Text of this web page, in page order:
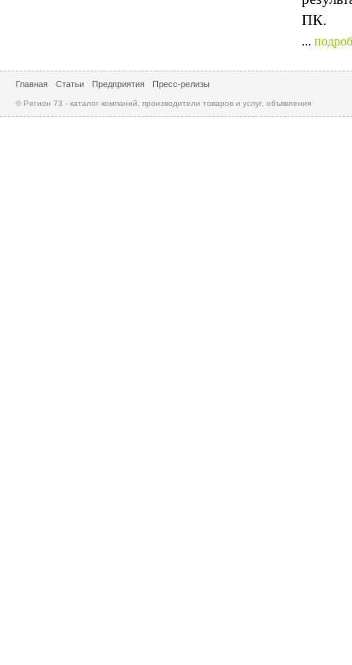
ПК.
...
Главная Статьи Предприятия Пресс-релизы
© Регион 73 - каталог компаний, производители товаров и услуг, объявления